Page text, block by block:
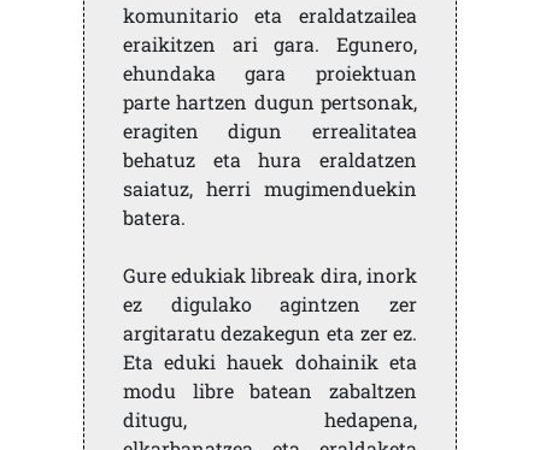
komunitario eta eraldatzailea
eraikitzen ari gara. Egunero,
ehundaka gara proiektuan
parte hartzen dugun pertsonak,
eragiten digun errealitatea
behatuz eta hura eraldatzen
saiatuz, herri mugimenduekin
batera.
Gure edukiak libreak dira, inork
ez digulako agintzen zer
argitaratu dezakegun eta zer ez.
Eta eduki hauek dohainik eta
modu libre batean zabaltzen
ditugu, hedapena,